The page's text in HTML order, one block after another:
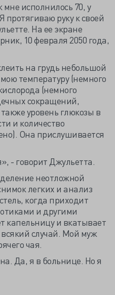
исполнилось 70, у
протягиваю руку к своей
На ее экране
10 февраля 2050 года,
на грудь небольшой
температуру (немного
(немного
сокращений,
уровень глюкозы в
и количество
Она прислушивается
- говорит Джульетта.
неотложной
легких и анализ
когда приходит
и другими
капельницу и вкатывает
случай. Мой муж
чая.
Да, я в больнице. Но я